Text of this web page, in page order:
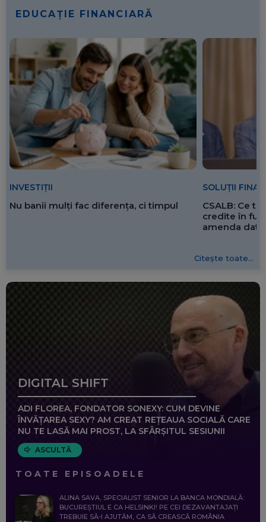
EDUCAȚIE FINANCIARĂ
INVESTIȚII
Nu banii mulți fac diferența, ci timpul
SOLUȚII
CSALB: Ce
credite în
amenda
Citește toate...
DIGITAL SHIFT
ADI FLOREA, FONDATOR SONEXY: CUM DEVINE
ÎNVĂȚAREA SEXY? AM CREAT REȚEAUA SOCIALĂ CARE
NU TE LASĂ MAI PROST, LA SFÂRȘITUL SESIUNII
ASCULTĂ
TOATE EPISOADELE
ALINA SAVA, SPECIALIST SENIOR LA BANCA MONDIALĂ:
BUCUREȘTIUL E CA HELSINKI! PE CEI DEZAVANTAJAȚI
TREBUIE SĂ-I AJUTĂM, CA SĂ CREASCĂ ROMÂNIA